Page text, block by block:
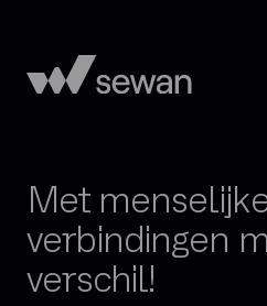
Exchange Online
Firewall per sessie
GB
Gedeelde glasvezel
Met
verbindingen
verschil!